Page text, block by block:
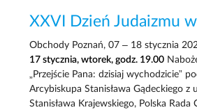
XXVI Dzień Judaizmu
Obchody Poznań, 07 – 18 stycznia
17 stycznia, wtorek, godz. 19.00
„Przejście Pana: dzisiaj wychodzicie”
Arcybiskupa Stanisława Gądeckiego z
Stanisława Krajewskiego, Polska Rada